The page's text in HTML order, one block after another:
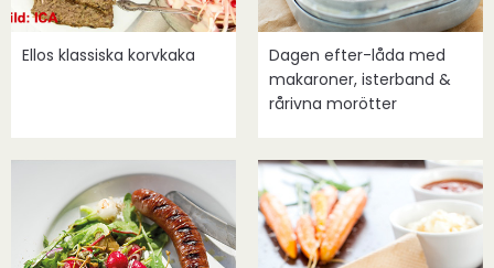
Ellos klassiska korvkaka
Dagen efter-låda med
makaroner, isterband &
rårivna morötter